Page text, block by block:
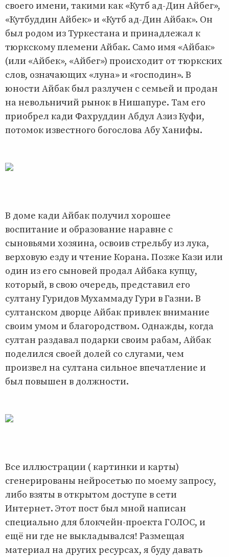
своего имени, такими как «Кутб ад-Дин Айбег»,
«Кутбуддин Айбек» и «Кутб ад-Дин Айбак». Он
был родом из Туркестана и принадлежал к
тюркскому племени Айбак. Само имя «Айбак»
(или «Айбек», «Айбег») происходит от тюркских
слов, означающих «луна» и «господин». В
юности Айбак был разлучен с семьей и продан
на невольничий рынок в Нишапуре. Там его
приобрел кади Фахруддин Абдул Азиз Куфи,
потомок известного богослова Абу Ханифы.
В доме кади Айбак получил хорошее
воспитание и образование наравне с
сыновьями хозяина, освоив стрельбу из лука,
верховую езду и чтение Корана. Позже Кази или
один из его сыновей продал Айбака купцу,
который, в свою очередь, представил его
султану Гуридов Мухаммаду Гури в Газни. В
султанском дворце Айбак привлек внимание
своим умом и благородством. Однажды, когда
султан раздавал подарки своим рабам, Айбак
поделился своей долей со слугами, чем
произвел на султана сильное впечатление и
был повышен в должности.
Все иллюстрации ( картинки и карты)
сгенерированы нейросетью по моему запросу,
либо взяты в открытом доступе в сети
Интернет. Этот пост был мной написан
специально для блокчейн-проекта ГОЛОС, и
ещё ни где не выкладывался! Размещая
материал на других ресурсах, я буду давать